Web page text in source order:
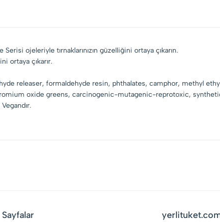
ojeleriyle tırnaklarınızın güzelliğini ortaya çıkarın.
ortaya çıkarır.
releaser, formaldehyde resin, phthalates, camphor, methyl
oxide greens, carcinogenic-mutagenic-reprotoxic,
Sayfalar